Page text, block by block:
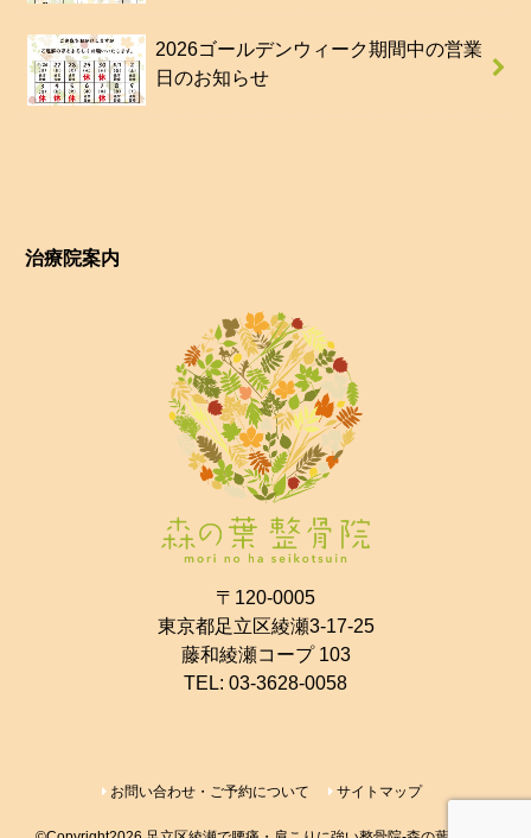
2026ゴールデンウィーク期間中の営業
日のお知らせ
治療院案内
〒120-0005
東京都足立区綾瀬3-17-25
藤和綾瀬コープ 103
TEL: 03-3628-0058
お問い合わせ・ご予約について サイトマップ